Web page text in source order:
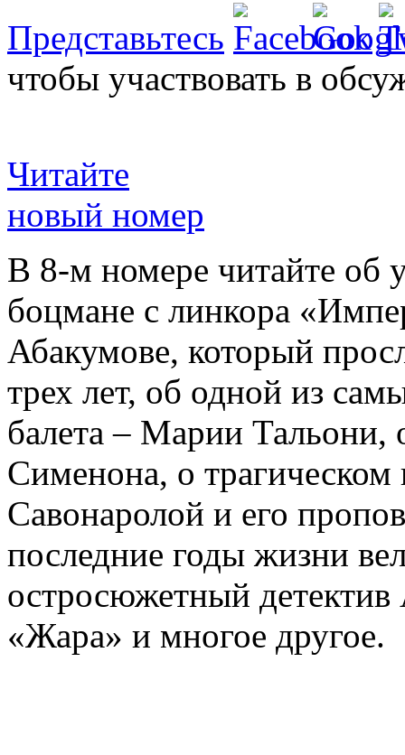
Представьтесь
чтобы участвовать в
Читайте
новый номер
В 8-м номере читайте об
боцмане с линкора
Абакумове, который
трех лет, об одной из
балета – Марии
Сименона, о трагическом
Савонаролой и его
последние годы жизни
остросюжетный детектив
«Жара» и многое другое.